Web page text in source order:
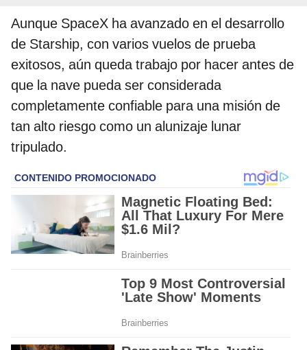
Aunque SpaceX ha avanzado en el desarrollo
de Starship, con varios vuelos de prueba
exitosos, aún queda trabajo por hacer antes de
que la nave pueda ser considerada
completamente confiable para una misión de
tan alto riesgo como un alunizaje lunar
tripulado.